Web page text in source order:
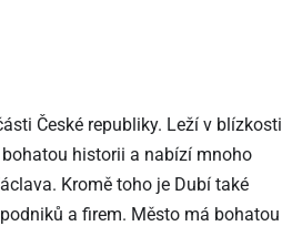
České republiky. Leží v blízkosti
historii a nabízí mnoho
Kromě toho je Dubí také
a firem. Město má bohatou